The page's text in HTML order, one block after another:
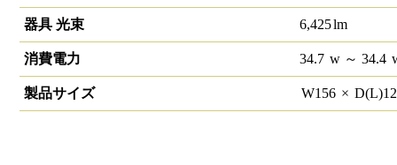
器具 光束 6,425lm
消費電力 34.7 w～ 34.4
製品サイズ W156 × D(L)